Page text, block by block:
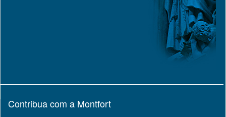
Contribua com a Montfort